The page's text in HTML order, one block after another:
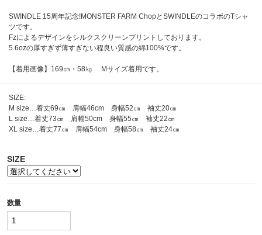
SWINDLE 15周年記念!MONSTER FARM ChopとSWINDLEのコラボのTシャ
ツです。
Fzによるデザインをシルクスクリーンプリントしております。
5.6ozの厚すぎず薄すぎない程良い質感の綿100%です。
【着用画像】169㎝・58㎏ Mサイズ着用です。
SIZE:
M size…着丈69㎝ 肩幅46cm 身幅52㎝ 袖丈20㎝
L size…着丈73㎝ 肩幅50cm 身幅55㎝ 袖丈22㎝
XL size…着丈77㎝ 肩幅54cm 身幅58㎝ 袖丈24㎝
SIZE
数量